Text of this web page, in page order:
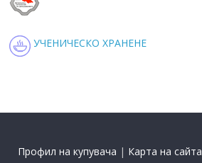
УЧЕНИЧЕСКО ХРАНЕНЕ
Профил на купувача | Карта на сайта